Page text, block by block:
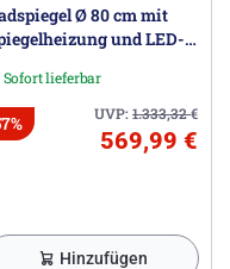
Ø 80 cm mit
und LED-
Sofort lieferbar
UVP:1.333,32€
569,99 €
Hinzufügen